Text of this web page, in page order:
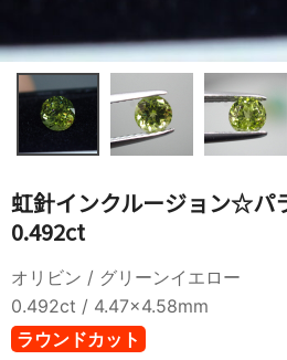
虹針インクルージョン☆パ
0.492ct
オリビン / グリーンイエロー
0.492ct / 4.47×4.58mm
ラウンドカット